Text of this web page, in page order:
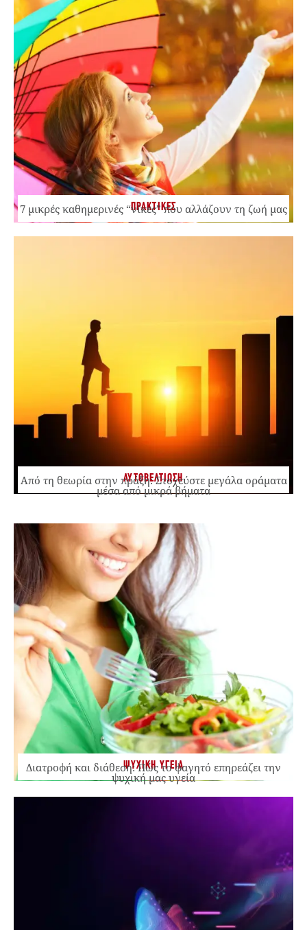
ΠΡΑΚΤΙΚΕΣ
7 μικρές καθημερινές “νίκες” που αλλάζουν τη ζωή μας
ΑΥΤΟΒΕΛΤΙΩΣΗ
Από τη θεωρία στην πράξη: Στοχεύστε μεγάλα οράματα
μέσα από μικρά βήματα
ΨΥΧΙΚΗ ΥΓΕΙΑ
Διατροφή και διάθεση: Πώς το φαγητό επηρεάζει την
ψυχική μας υγεία